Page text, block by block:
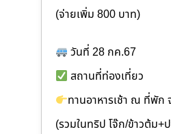
(จ่ายเพิ่ม 800 บาท)
วันที่ 28 กค.67
สถานที่ท่องเที่ยว
ทานอาหารเช้า ณ ที่พัก
(รวมในทริป โจ๊ก/ข้าวต้ม+